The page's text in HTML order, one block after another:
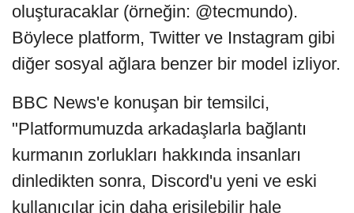
oluşturacaklar (örneğin: @tecmundo).
Böylece platform, Twitter ve Instagram gibi
diğer sosyal ağlara benzer bir model izliyor.
BBC News'e konuşan bir temsilci,
"Platformumuzda arkadaşlarla bağlantı
kurmanın zorlukları hakkında insanları
dinledikten sonra, Discord'u yeni ve eski
kullanıcılar için daha erişilebilir hale